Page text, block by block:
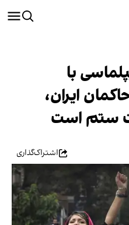
با
ایران،
ستم است
اشتراک‌گذاری